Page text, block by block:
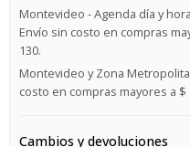
Montevideo - Agenda día y
Envío sin costo en compras
130.
Montevideo y Zona
costo en compras mayores a
Cambios y devoluciones